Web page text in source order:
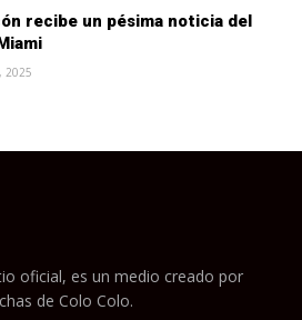
recibe un pésima noticia del
2025
oficial, es un medio creado por
de Colo Colo.